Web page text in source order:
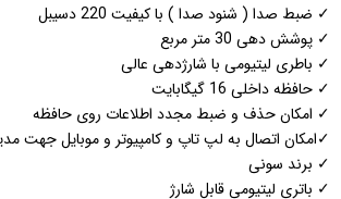
✓ ضبط صدا ( شنود صدا ) با کیفیت 220 دسیبل
✓ پوشش دهی 30 متر مربع
✓ باطری لیتیومی با شارژدهی عالی
✓ حافظه داخلی 16 گیگابایت
✓ امکان حذف و ضبط مجدد اطلاعات روی حافظه
✓امکان اتصال به لپ تاپ و کامپیوتر و موبایل جهت
✓ برند سونی
✓ باتری لیتیومی قابل شارژ